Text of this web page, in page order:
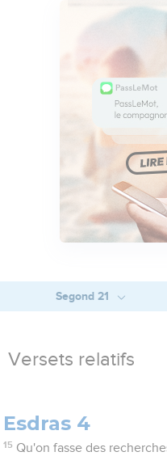
Segond 21
Versets relatifs
Esdras 4
15 Qu'on fasse des